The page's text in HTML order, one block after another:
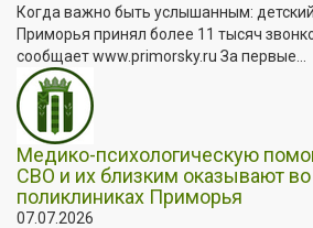
Когда важно быть услышанным:
Приморья принял более 11 тысяч
сообщает www.primorsky.ru За первые...
Медико-психологическую
СВО и их близким оказывают
поликлиниках Приморья
07.07.2026